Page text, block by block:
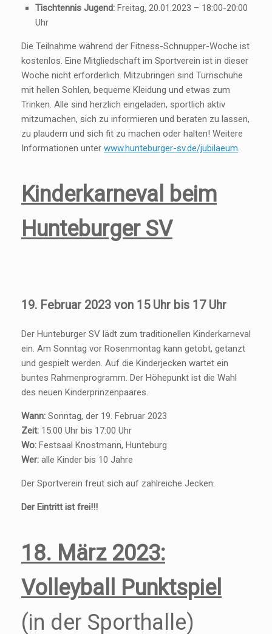
Tischtennis Jugend:Freitag, 20.01.2023 – 18:00-20:00
Uhr
Die Teilnahme während der Fitness-Schnupper-Woche ist
kostenlos. Eine Mitgliedschaft im Sportverein ist in dieser
Woche nicht erforderlich. Mitzubringen sind Turnschuhe
mit hellen Sohlen, bequeme Kleidung und etwas zum
Trinken. Alle sind herzlich eingeladen, sportlich aktiv
mitzumachen, sich zu informieren und beraten zu lassen,
zu plaudern und sich fit zu machen oder halten! Weitere
Informationen unter www.hunteburger-sv.de/jubilaeum.
Kinderkarneval beim
Hunteburger SV
19. Februar 2023 von 15 Uhr bis 17 Uhr
Der Hunteburger SV lädt zum traditionellen Kinderkarneval
ein. Am Sonntag vor Rosenmontag kann getobt, getanzt
und gespielt werden. Auf die Kinderjecken wartet ein
buntes Rahmenprogramm. Der Höhepunkt ist die Wahl
des neuen Kinderprinzenpaares.
Wann: Sonntag, der 19. Februar 2023
Zeit: 15:00 Uhr bis 17:00 Uhr
Wo: Festsaal Knostmann, Hunteburg
Wer: alle Kinder bis 10 Jahre
Der Sportverein freut sich auf zahlreiche Jecken.
Der Eintritt ist frei!!!
18. März 2023:
Volleyball Punktspiel
(in der Sporthalle)